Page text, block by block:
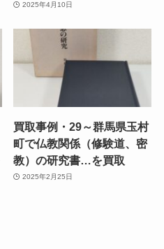
2025年4月10日
買取事例・29～群馬県玉村
町で仏教関係（修験道、密
教）の研究書…を買取
2025年2月25日